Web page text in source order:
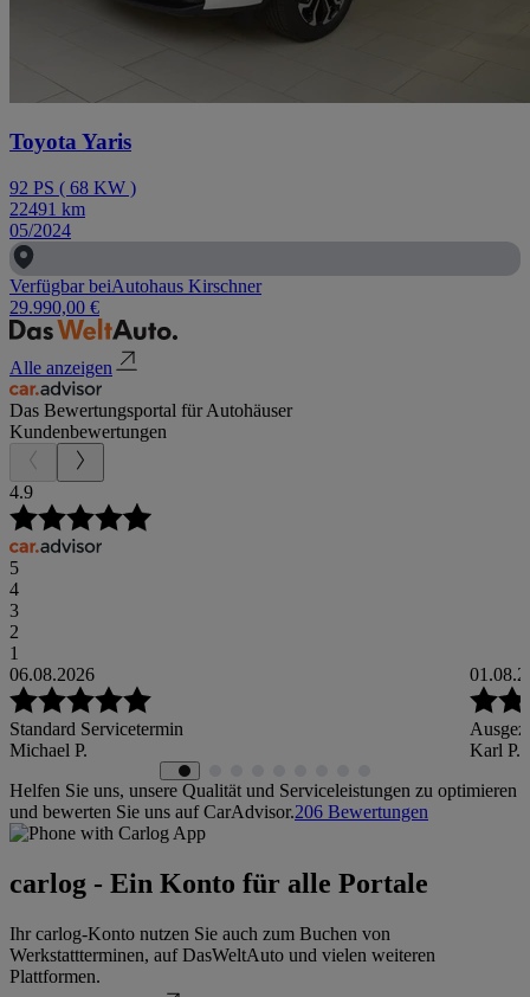
Toyota Yaris
92 PS ( 68 KW )
22491 km
05/2024
Verfügbar beiAutohaus Kirschner
29.990,00 €
Alle anzeigen
Das Bewertungsportal für Autohäuser
Kundenbewertungen
4.9
5
4
3
2
1
06.08.2026
Standard Servicetermin
Michael P.
Karl P.
Helfen Sie uns, unsere Qualität und Serviceleistungen zu optimieren
und bewerten Sie uns auf CarAdvisor.206 Bewertungen
carlog - Ein Konto für alle Portale
Ihr carlog-Konto nutzen Sie auch zum Buchen von
Werkstattterminen, auf DasWeltAuto und vielen weiteren
Plattformen.